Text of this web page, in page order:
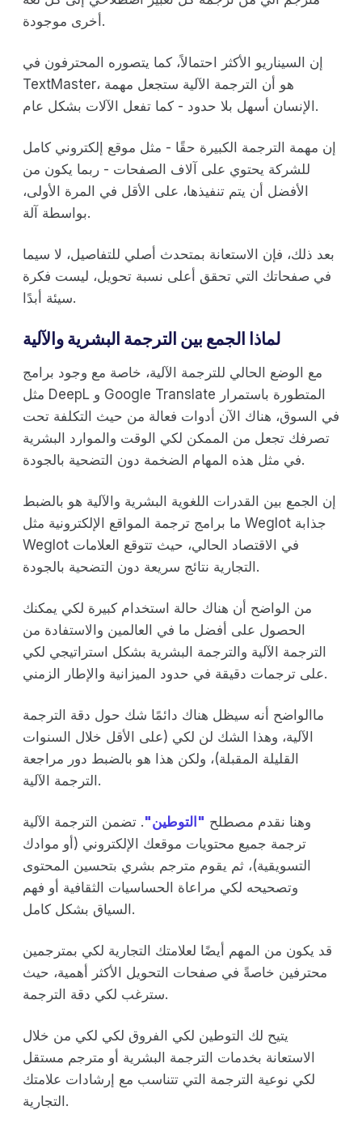
أخرى موجودة.
إن السيناريو الأكثر احتمالاً، كما يتصوره المحترفون في
TextMaster، هو أن الترجمة الآلية ستجعل مهمة
الإنسان أسهل بلا حدود - كما تفعل الآلات بشكل عام.
إن مهمة الترجمة الكبيرة حقًا - مثل موقع إلكتروني كامل
للشركة يحتوي على آلاف الصفحات - ربما يكون من
الأفضل أن يتم تنفيذها، على الأقل في المرة الأولى،
بواسطة آلة.
بعد ذلك، فإن الاستعانة بمتحدث أصلي للتفاصيل، لا سيما
في صفحاتك التي تحقق أعلى نسبة تحويل، ليست فكرة
سيئة أبدًا.
مع الوضع الحالي للترجمة الآلية، خاصة مع وجود برامج
مثل DeepL و Google Translate المتطورة باستمرار
في السوق، هناك الآن أدوات فعالة من حيث التكلفة تحت
تصرفك تجعل من الممكن لكي الوقت والموارد البشرية
في مثل هذه المهام الضخمة دون التضحية بالجودة.
إن الجمع بين القدرات اللغوية البشرية والآلية هو بالضبط
ما برامج ترجمة المواقع الإلكترونية مثل Weglot جذابة
Weglot في الاقتصاد الحالي، حيث تتوقع العلامات
التجارية نتائج سريعة دون التضحية بالجودة.
من الواضح أن هناك حالة استخدام كبيرة لكي يمكنك
الحصول على أفضل ما في العالمين والاستفادة من
الترجمة الآلية والترجمة البشرية بشكل استراتيجي لكي
على ترجمات دقيقة في حدود الميزانية والإطار الزمني.
ماالواضح أنه سيظل هناك دائمًا شك حول دقة الترجمة
الآلية، وهذا الشك لن لكي (على الأقل خلال السنوات
القليلة المقبلة)، ولكن هذا هو بالضبط دور مراجعة
الترجمة الآلية.
وهنا نقدم مصطلح "التوطين". تضمن الترجمة الآلية
ترجمة جميع محتويات موقعك الإلكتروني (أو موادك
التسويقية)، ثم يقوم مترجم بشري بتحسين المحتوى
وتصحيحه لكي مراعاة الحساسيات الثقافية أو فهم
السياق بشكل كامل.
قد يكون من المهم أيضًا لعلامتك التجارية لكي بمترجمين
محترفين خاصةً في صفحات التحويل الأكثر أهمية، حيث
سترغب لكي دقة الترجمة.
يتيح لك التوطين لكي الفروق لكي لكي من خلال
الاستعانة بخدمات الترجمة البشرية أو مترجم مستقل
لكي نوعية الترجمة التي تتناسب مع إرشادات علامتك
التجارية.